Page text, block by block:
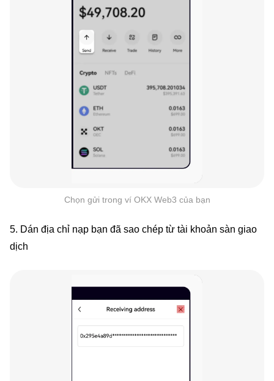
Chọn gửi trong ví OKX Web3 của bạn
5. Dán địa chỉ nạp bạn đã sao chép từ tài khoản sàn giao
dịch